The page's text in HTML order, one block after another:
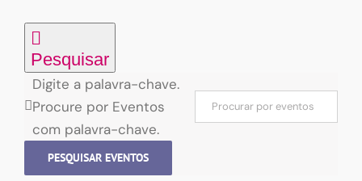
Pesquisar
Digite a palavra-chave.
Procure por Eventos
com palavra-chave.
PESQUISAR EVENTOS